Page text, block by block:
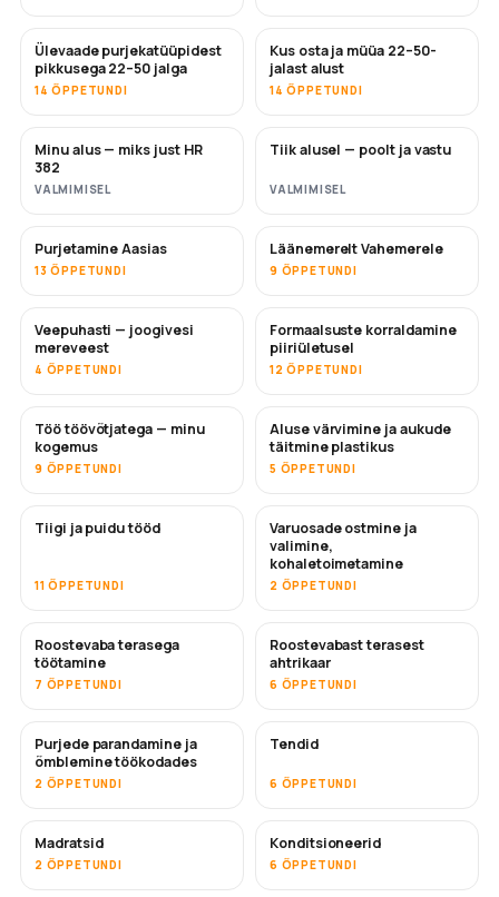
TULEMAS
Ülevaade purjekatüüpidest
pikkusega 22–50 jalga
14 ÕPPETUNDI
TULEMAS
Kus osta ja müüa 22–50-
jalast alust
14 ÕPPETUNDI
TULEMAS
Minu alus — miks just HR
382
VALMIMISEL
TULEMAS
Tiik alusel — poolt ja vastu
VALMIMISEL
TULEMAS
Purjetamine Aasias
13 ÕPPETUNDI
TULEMAS
Läänemerelt Vahemerele
9 ÕPPETUNDI
TULEMAS
Veepuhasti — joogivesi
mereveest
4 ÕPPETUNDI
Formaalsuste korraldamine
piiriületusel
12 ÕPPETUNDI
TULEMAS
Töö töövõtjatega — minu
kogemus
9 ÕPPETUNDI
TULEMAS
Aluse värvimine ja aukude
täitmine plastikus
5 ÕPPETUNDI
Tiigi ja puidu tööd
11 ÕPPETUNDI
TULEMAS
Varuosade ostmine ja
valimine,
kohaletoimetamine
2 ÕPPETUNDI
TULEMAS
Roostevaba terasega
töötamine
7 ÕPPETUNDI
Roostevabast terasest
ahtrikaar
6 ÕPPETUNDI
TULEMAS
Purjede parandamine ja
õmblemine töökodades
2 ÕPPETUNDI
Tendid
6 ÕPPETUNDI
Madratsid
2 ÕPPETUNDI
TULEMAS
Konditsioneerid
6 ÕPPETUNDI